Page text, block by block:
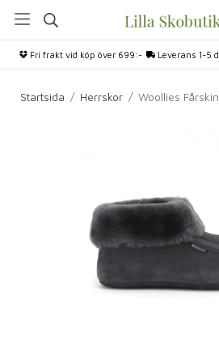
Fri frakt vid köp över 699:- Leverans 1-5
Startsida / Herrskor / Woollies